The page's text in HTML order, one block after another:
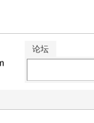
论坛